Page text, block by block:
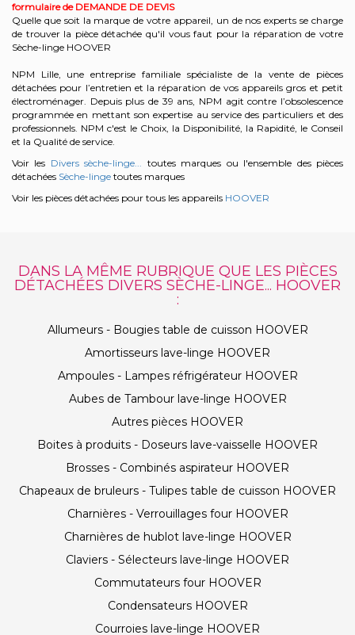
formulaire de DEMANDE DE DEVIS
Quelle que soit la marque de votre appareil, un de nos experts se charge
de trouver la pièce détachée qu'il vous faut pour la réparation de votre
Sèche-linge HOOVER
NPM Lille, une entreprise familiale spécialiste de la vente de pièces
détachées pour l’entretien et la réparation de vos appareils gros et petit
électroménager. Depuis plus de 39 ans, NPM agit contre l’obsolescence
programmée en mettant son expertise au service des particuliers et des
professionnels. NPM c'est le Choix, la Disponibilité, la Rapidité, le Conseil
et la Qualité de service.
Voir les Divers sèche-linge... toutes marques ou l'ensemble des pièces
détachées Sèche-linge toutes marques
Voir les pièces détachées pour tous les appareils HOOVER
DANS LA MÊME RUBRIQUE QUE LES PIÈCES
DÉTACHÉES DIVERS SÈCHE-LINGE... HOOVER
:
Allumeurs - Bougies table de cuisson HOOVER
Amortisseurs lave-linge HOOVER
Ampoules - Lampes réfrigérateur HOOVER
Aubes de Tambour lave-linge HOOVER
Autres pièces HOOVER
Boites à produits - Doseurs lave-vaisselle HOOVER
Brosses - Combinés aspirateur HOOVER
Chapeaux de bruleurs - Tulipes table de cuisson HOOVER
Charnières - Verrouillages four HOOVER
Charnières de hublot lave-linge HOOVER
Claviers - Sélecteurs lave-linge HOOVER
Commutateurs four HOOVER
Condensateurs HOOVER
Courroies lave-linge HOOVER